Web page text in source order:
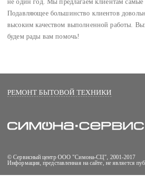
не один год. Мы предлагаем клиентам самые
Подавляющее большинство клиентов
высоким качеством выполненной работы.
будем рады вам помочь!
РЕМОНТ БЫТОВОЙ ТЕХНИКИ
© Сервисный центр ООО "Симона-СЦ", 2001-2017
Информация, представленная на сайте, не является